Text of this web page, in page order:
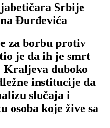
Srbije
Đurđevića
za borbu protiv
je da ih je smrt
Kraljeva duboko
institucije da
slučaja i
osoba koje žive sa